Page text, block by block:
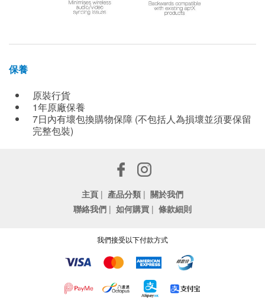
保養
原裝行貨
1年原廠保養
7日內有壞包換購物保障 (不包括人為損壞並須要保留
完整包裝)
主頁 | 產品分類 | 關於我們
聯絡我們 | 如何購買 | 條款細則
我們接受以下付款方式